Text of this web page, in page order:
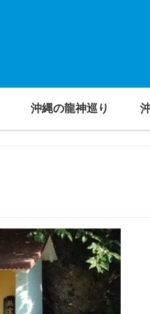
沖縄の龍神巡り